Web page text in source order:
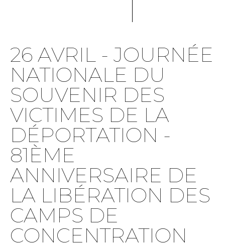
26 AVRIL - JOURNÉE
NATIONALE DU
SOUVENIR DES
VICTIMES DE LA
DÉPORTATION -
81ÈME
ANNIVERSAIRE DE
LA LIBÉRATION DES
CAMPS DE
CONCENTRATION